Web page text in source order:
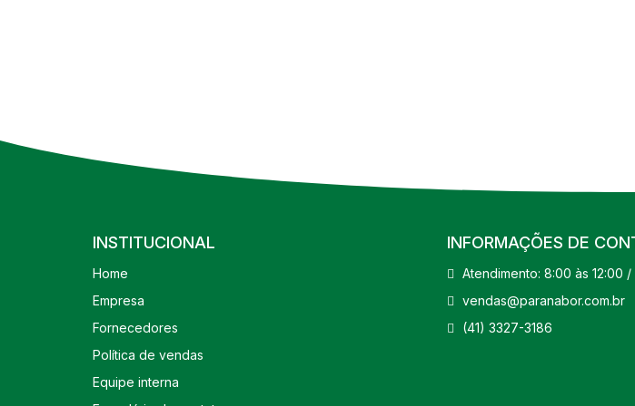
INSTITUCIONAL
Home
Empresa
Fornecedores
Política de vendas
Equipe interna
INFORMAÇÕES DE
Atendimento: 8:00 às 12:00 /
vendas@paranabor.com.br
(41) 3327-3186